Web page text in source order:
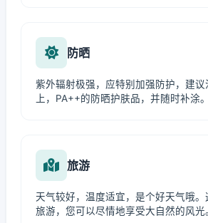
防晒
紫外辐射极强，应特别加强防护，建议
上，PA++的防晒护肤品，并随时补涂。
旅游
天气较好，温度适宜，是个好天气哦
旅游，您可以尽情地享受大自然的风光